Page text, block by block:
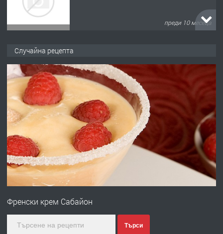
преди 10 месеца
преди 1 година
ПРЕДЛАГА Работа за общи работници
преди 1 година
ПРЕДЛАГА
Първи поход "По стъпките на Ангел
Случайна рецепта
Френски крем Сабайон
Търси